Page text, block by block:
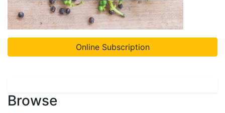
Online Subscription
Browse